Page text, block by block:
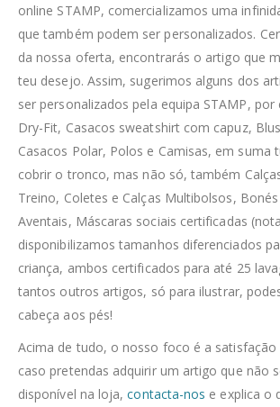
online STAMP, comercializamos uma
que também podem ser personalizados.
da nossa oferta, encontrarás o artigo que
teu desejo. Assim, sugerimos alguns dos
ser personalizados pela equipa STAMP,
Dry-Fit, Casacos sweatshirt com capuz,
Casacos Polar, Polos e Camisas, em suma
cobrir o tronco, mas não só, também
Treino, Coletes e Calças Multibolsos,
Aventais, Máscaras sociais certificadas
disponibilizamos tamanhos diferenciados
criança, ambos certificados para até 25
tantos outros artigos, só para ilustrar,
cabeça aos pés!
Acima de tudo, o nosso foco é a satisfação
caso pretendas adquirir um artigo que não
disponível na loja,contacta-nos e explica o